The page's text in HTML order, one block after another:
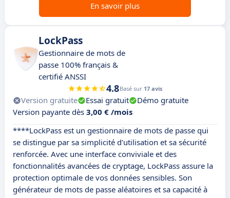
En savoir plus
LockPass
Gestionnaire de mots de
passe 100% français &
certifié ANSSI
4.8Basé sur 17 avis
Version gratuite Essai gratuit
Démo gratuite
Version payante dès 3,00 € /mois
****LockPass est un gestionnaire de mots de passe qui
se distingue par sa simplicité d'utilisation et sa sécurité
renforcée. Avec une interface conviviale et des
fonctionnalités avancées de cryptage, LockPass assure la
protection optimale de vos données sensibles. Son
générateur de mots de passe aléatoires et sa capacité à